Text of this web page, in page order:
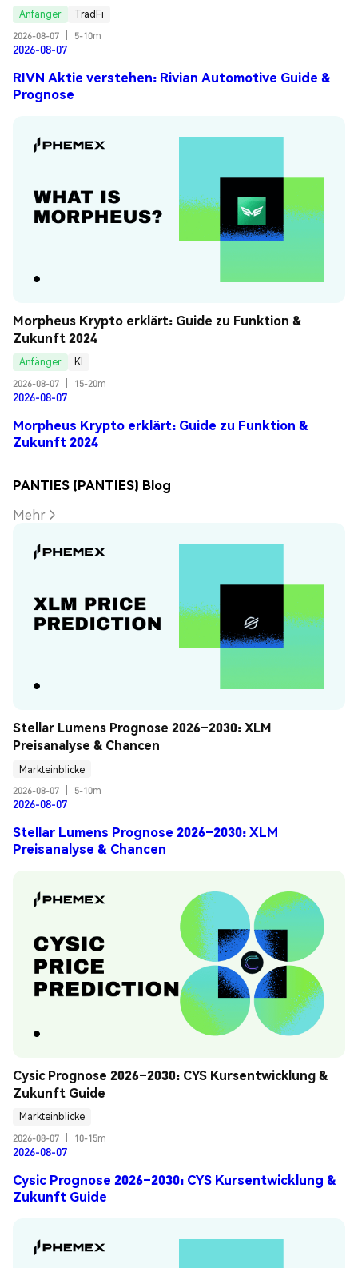
Anfänger
TradFi
2026-08-07
5-10m
2026-08-07
RIVN Aktie verstehen: Rivian Automotive Guide &
Prognose
Morpheus Krypto erklärt: Guide zu Funktion &
Zukunft 2024
Anfänger
KI
2026-08-07
15-20m
2026-08-07
Morpheus Krypto erklärt: Guide zu Funktion &
Zukunft 2024
PANTIES (PANTIES) Blog
Mehr
Stellar Lumens Prognose 2026–2030: XLM
Preisanalyse & Chancen
Markteinblicke
2026-08-07
5-10m
2026-08-07
Stellar Lumens Prognose 2026–2030: XLM
Preisanalyse & Chancen
Cysic Prognose 2026–2030: CYS Kursentwicklung &
Zukunft Guide
Markteinblicke
2026-08-07
10-15m
2026-08-07
Cysic Prognose 2026–2030: CYS Kursentwicklung &
Zukunft Guide